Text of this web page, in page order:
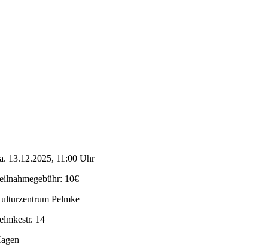
13.12.2025, 11:00 Uhr
10€
Pelmke
14